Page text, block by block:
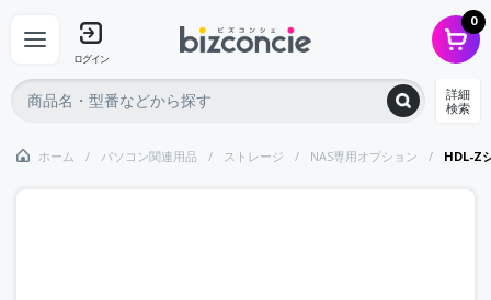
ログイン
0
詳細
検索
ホーム パソコン関連用品 ストレージ NAS専用オプション HDL-Z